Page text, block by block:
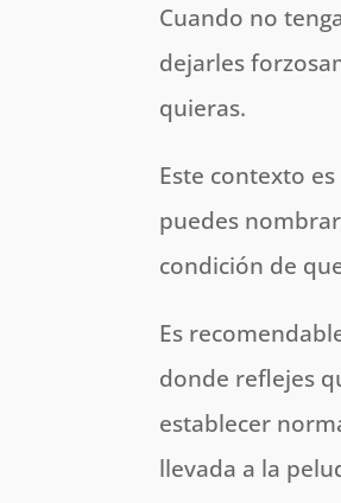
Cuando no
dejarles
quieras.
Este contexto
puedes
condición de
Es
donde reflejes
establecer
llevada a la